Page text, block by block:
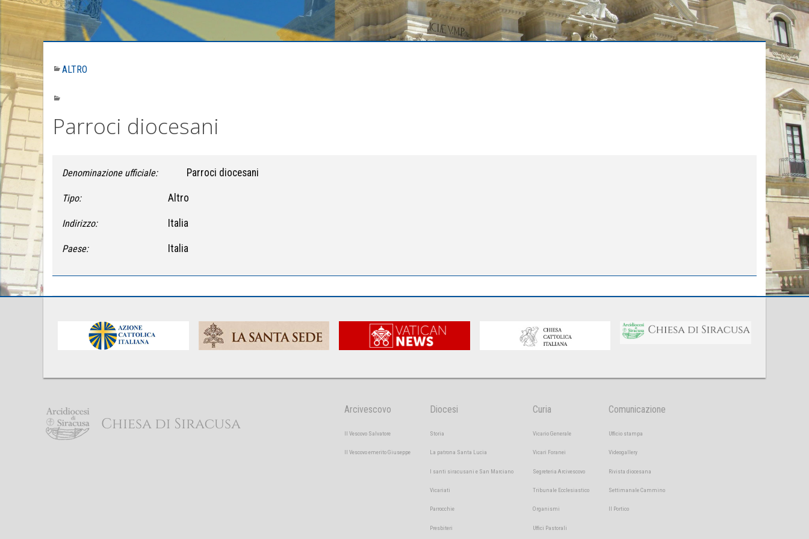
ALTRO
Parroci diocesani
Denominazione ufficiale: Parroci diocesani
Tipo: Altro
Indirizzo: Italia
Paese: Italia
Arcivescovo
Il Vescovo Salvatore
Il Vescovo emerito Giuseppe
Diocesi
Storia
La patrona Santa Lucia
I santi siracusani e San Marciano
Vicariati
Parrocchie
Presbiteri
Curia
Vicario Generale
Vicari Foranei
Segreteria Arcivescovo
Tribunale Ecclesiastico
Organismi
Uffici Pastorali
Comunicazione
Ufficio stampa
Videogallery
Rivista diocesana
Settimanale Cammino
Il Portico